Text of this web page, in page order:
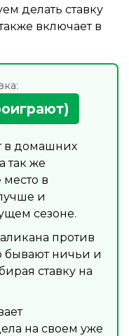
делать ставку
включает в
в домашних
так же
в
и
сезоне.
против
бывают ничьи и
ставку на
на своем уже